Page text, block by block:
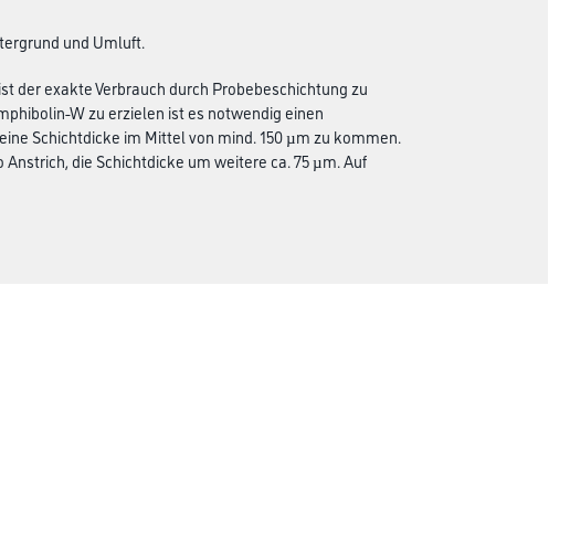
und Umluft.
der exakte Verbrauch durch Probebeschichtung zu
W zu erzielen ist es notwendig einen
Schichtdicke im Mittel von mind. 150 µm zu kommen.
die Schichtdicke um weitere ca. 75 µm. Auf